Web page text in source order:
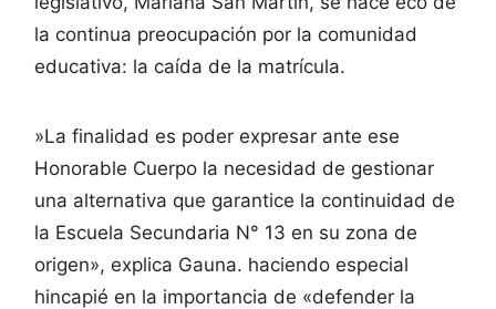
la continua preocupación por la comunidad
educativa: la caída de la matrícula.
​»La finalidad es poder expresar ante ese
Honorable Cuerpo la necesidad de gestionar
una alternativa que garantice la continuidad de
la Escuela Secundaria N° 13 en su zona de
origen», explica Gauna. haciendo especial
hincapié en la importancia de «defender la